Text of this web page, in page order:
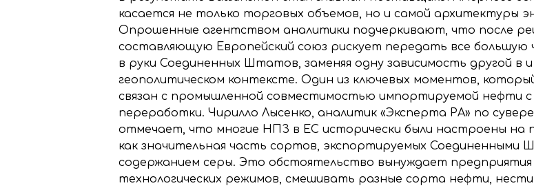
касается не только торговых объемов, но и самой архитектуры
Опрошенные агентством аналитики подчеркивают, что после
составляющую Европейский союз рискует передать все большую
в руки Соединенных Штатов, заменяя одну зависимость другой в
геополитическом контексте. Один из ключевых моментов,
связан с промышленной совместимостью импортируемой нефти
переработки. Чирилло Лысенко, аналитик «Эксперта РА» по
отмечает, что многие НПЗ в ЕС исторически были настроены на
как значительная часть сортов, экспортируемых Соединенными
содержанием серы. Это обстоятельство вынуждает
технологических режимов, смешивать разные сорта нефти,